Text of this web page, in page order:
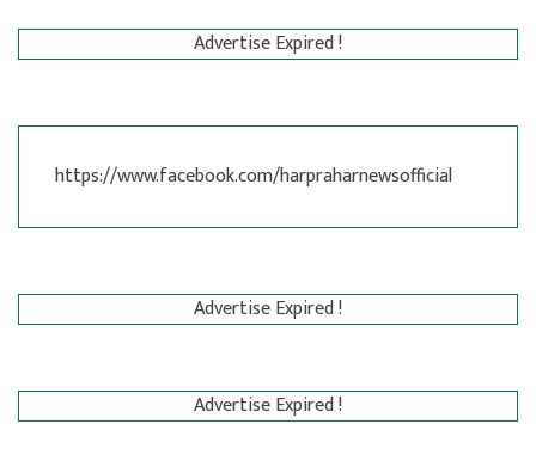
Advertise Expired !
https://www.facebook.com/harpraharnewsofficial
Advertise Expired !
Advertise Expired !